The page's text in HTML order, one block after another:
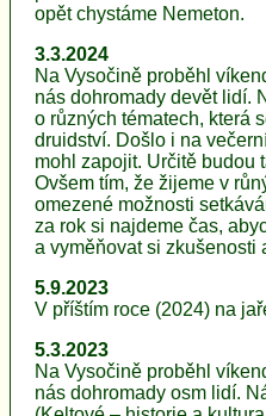
opět chystáme Nemeton.
3.3.2024
Na Vysočině proběhl
nás dohromady devět lidí.
o různých tématech, která
druidství. Došlo i na
mohl zapojit. Určitě budou
Ovšem tím, že žijeme v
omezené možnosti
za rok si najdeme čas,
a vyměňovat si zkušenosti
5.9.2023
V příštím roce (2024) na
5.3.2023
Na Vysočině proběhl
nás dohromady osm lidí.